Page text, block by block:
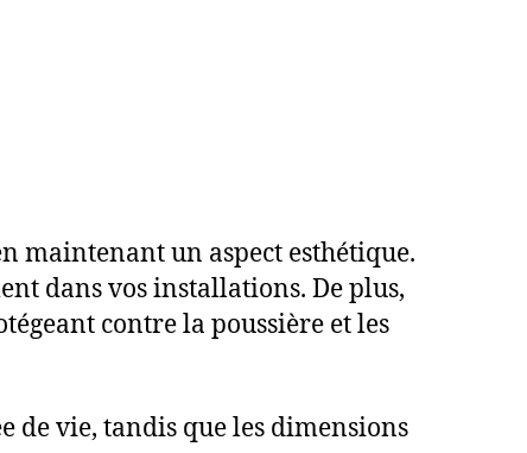
maintenant un aspect esthétique.
dans vos installations. De plus,
contre la poussière et les
de vie, tandis que les dimensions